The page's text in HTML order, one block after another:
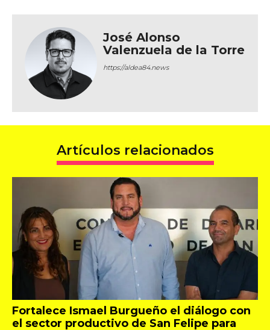
José Alonso
Valenzuela de la Torre
https://aldea84.news
Artículos relacionados
Fortalece Ismael Burgueño el diálogo con
el sector productivo de San Felipe para